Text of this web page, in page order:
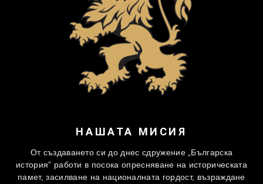
НАШАТА МИСИЯ
От създаването си до днес сдружение „Българска
история” работи в посока опресняване на историческата
памет, засилване на националната гордост, възраждане